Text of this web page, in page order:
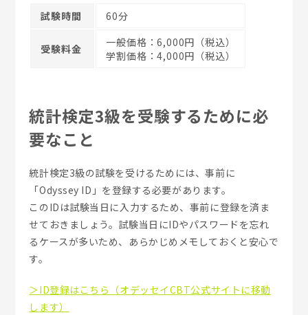
試験時間 60分
受験料金
一般価格：6,000円（税込）
学割価格：4,000円（税込）
統計検定3級を受験するために必
要なこと
統計検定3級の試験を受けるためには、事前に
「Odyssey ID」を登録する必要があります。
このIDは試験当日に入力するため、事前に登録を済ま
せておきましょう。試験当日にIDやパスワードを忘れ
るケースが多いため、あらかじめメモしておくと安心で
す。
＞ID登録はこちら（オデッセイCBT公式サイトに移動
します）